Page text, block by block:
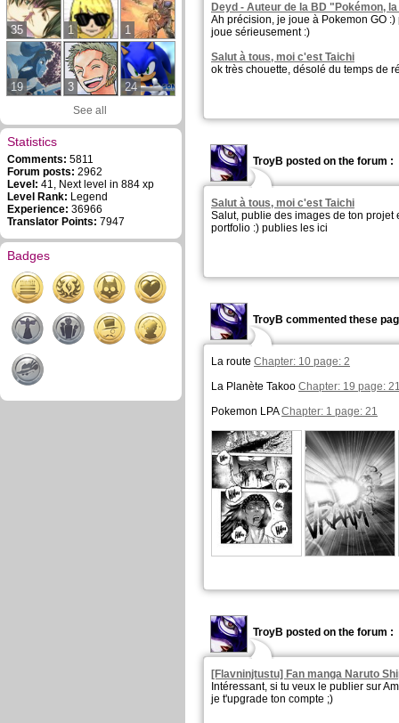
35 1 1
19 3 24
See all
Statistics
Comments: 5811
Forum posts: 2962
Level: 41, Next level in 884 xp
Level Rank: Legend
Experience: 36966
Translator Points: 7947
Badges
Deyd - Auteur de la BD "Pokémon,
Ah précision, je joue à Pokemon GO
joue sérieusement :)
Salut à tous, moi c'est Taichi
ok très chouette, désolé du temps de
TroyB posted on the forum :
Salut à tous, moi c'est Taichi
Salut, publie des images de ton projet
portfolio :) publies les ici
TroyB commented these
La route Chapter: 10 page: 2
La Planète Takoo Chapter: 19 page:
Pokemon LPAChapter: 1 page: 21
TroyB posted on the forum :
[Flavninjtustu] Fan manga Naruto
Intéressant, si tu veux le publier sur
je t'upgrade ton compte ;)